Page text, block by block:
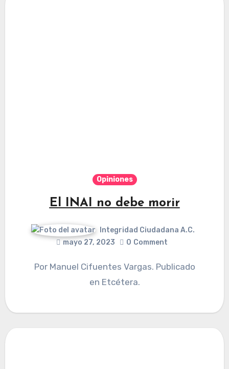
Opiniones
El INAI no debe morir
Integridad Ciudadana A.C.
mayo 27, 2023
0 Comment
Por Manuel Cifuentes Vargas. Publicado
en Etcétera.